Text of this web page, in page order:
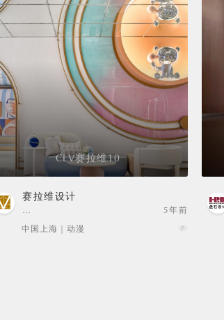
CLV赛拉维10
赛拉维设计
…
5年前
中国上海 | 动漫